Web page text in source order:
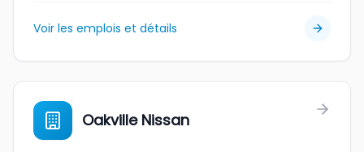
Voir les emplois et détails
Oakville Nissan